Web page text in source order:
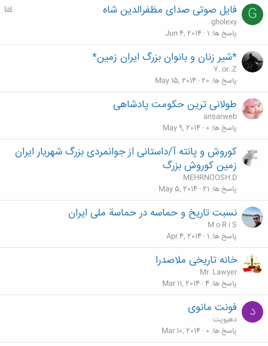
G
P
فایل صوتی صدای مظفرالدین شاه
gholexy
پاسخ ها 1
Jun 4, 2014
*شیر زنان و بانوان بزرگ ایران زمین*
Y..or..Z
پاسخ ها 20
May 15, 2014
طولانی ترين حکومت پادشاهی
ansarweb
پاسخ ها 0
May 9, 2014
کوروش و پانته آ/داستانی از جوانمردی بزرگ شهریار ایران
زمین کوروش بزرگ
MEHRNOOSH.D
پاسخ ها 21
May 5, 2014
نسبت تاریخ و حماسه در حماسة ملی ایران
M o R i S
پاسخ ها 1
Apr 4, 2014
خانه تاریخی ملاصدرا
Mr. Lawyer
پاسخ ها 4
Mar 11, 2014
د فونت مانوی
دهیوپت
پاسخ ها 0
Mar 10, 2014